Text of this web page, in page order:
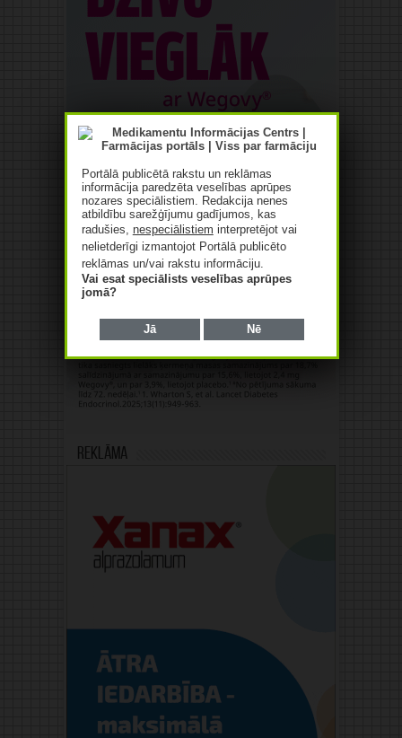
Reklāma
Portālā publicētā rakstu un reklāmas
informācija paredzēta veselības aprūpes
nozares speciālistiem. Redakcija nenes
atbildību sarežģījumu gadījumos, kas
radušies, nespeciālistiem interpretējot vai
nelietderīgi izmantojot Portālā publicēto
reklāmas un/vai rakstu informāciju.
Vai esat speciālists veselības aprūpes
jomā?
Jā Nē